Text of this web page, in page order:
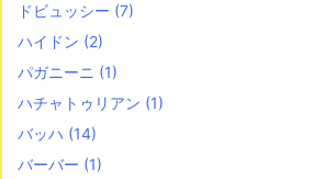
ドビュッシー (7)
ハイドン (2)
パガニーニ (1)
ハチャトゥリアン (1)
バッハ (14)
バーバー (1)